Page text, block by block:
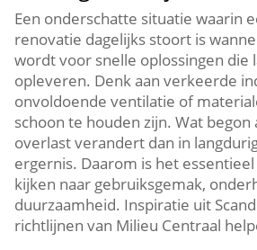
Een onderschatte situatie waarin
renovatie dagelijks stoort is
wordt voor snelle oplossingen die
opleveren.​ Denk aan verkeerde
onvoldoende ventilatie of
schoon te houden zijn.​ Wat begon
overlast verandert dan in
ergernis.​ Daarom is het
kijken naar gebruiksgemak,
duurzaamheid.​ Inspiratie uit
richtlijnen van Milieu Centraal